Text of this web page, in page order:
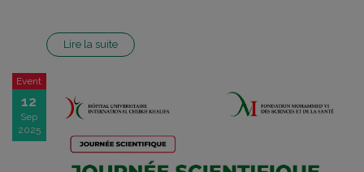
Lire la suite
Event
12
Sep
2025